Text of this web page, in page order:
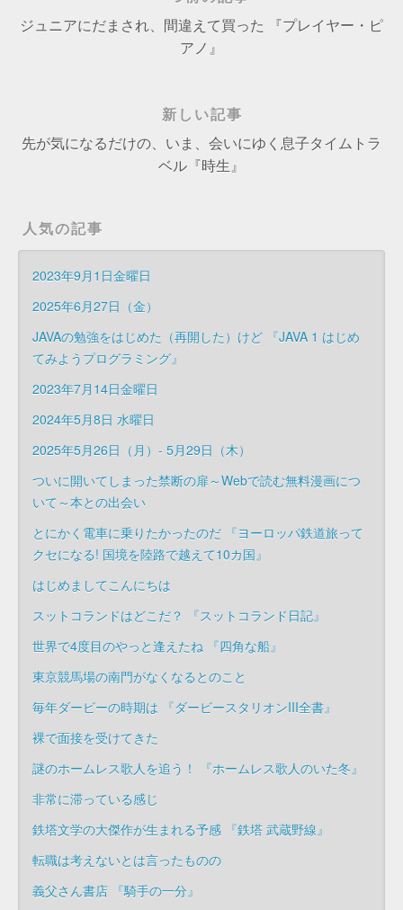
ジュニアにだまされ、間違えて買った 『プレイヤー・ピ
アノ』
新しい記事
先が気になるだけの、いま、会いにゆく息子タイムトラ
ベル『時生』
人気の記事
2023年9月1日金曜日
2025年6月27日（金）
JAVAの勉強をはじめた（再開した）けど 『JAVA 1 はじめ
てみようプログラミング』
2023年7月14日金曜日
2024年5月8日 水曜日
2025年5月26日（月）- 5月29日（木）
ついに開いてしまった禁断の扉～Webで読む無料漫画につ
いて～本との出会い
とにかく電車に乗りたかったのだ 『ヨーロッパ鉄道旅って
クセになる! 国境を陸路で越えて10カ国』
はじめましてこんにちは
スットコランドはどこだ？ 『スットコランド日記』
世界で4度目のやっと逢えたね 『四角な船』
東京競馬場の南門がなくなるとのこと
毎年ダービーの時期は 『ダービースタリオンIII全書』
裸で面接を受けてきた
謎のホームレス歌人を追う！ 『ホームレス歌人のいた冬』
非常に滞っている感じ
鉄塔文学の大傑作が生まれる予感 『鉄塔 武蔵野線』
転職は考えないとは言ったものの
義父さん書店 『騎手の一分』